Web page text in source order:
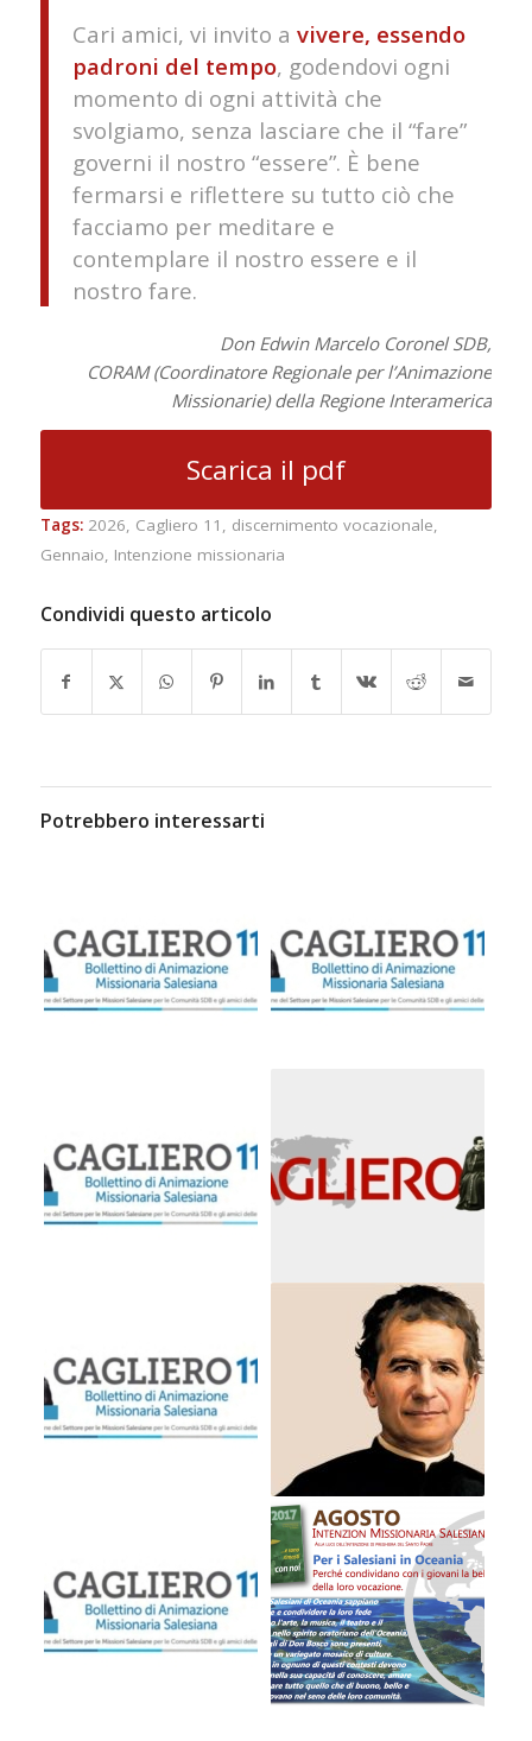
Cari amici, vi invito a vivere, essendo
padroni del tempo, godendovi ogni
momento di ogni attività che
svolgiamo, senza lasciare che il “fare”
governi il nostro “essere”. È bene
fermarsi e riflettere su tutto ciò che
facciamo per meditare e
contemplare il nostro essere e il
nostro fare.
Don Edwin Marcelo Coronel SDB,
CORAM (Coordinatore Regionale per l’Animazione
Missionarie) della Regione Interamerica
Scarica il pdf
Tags: 2026, Cagliero 11 , discernimento vocazionale,
Gennaio, Intenzione missionaria
Condividi questo articolo
Potrebbero interessarti